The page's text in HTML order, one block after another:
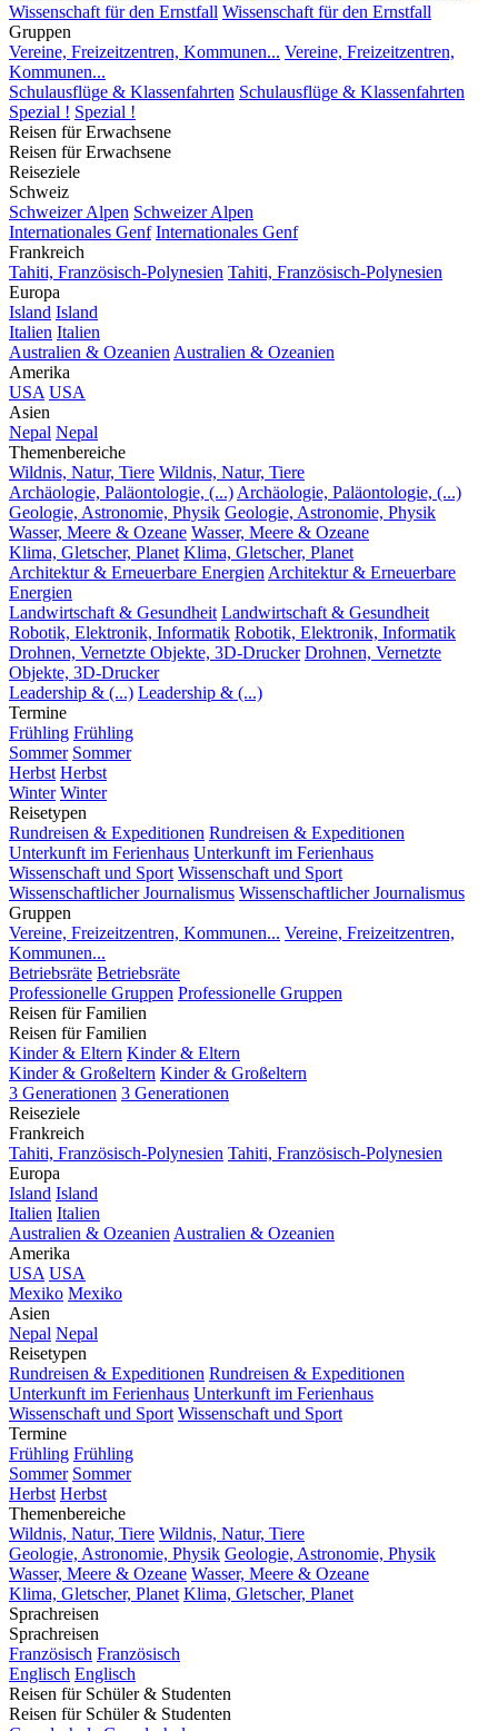
Wissenschaft für den Ernstfall Wissenschaft für den Ernstfall
Gruppen
Vereine, Freizeitzentren, Kommunen... Vereine, Freizeitzentren,
Kommunen...
Schulausflüge & Klassenfahrten Schulausflüge & Klassenfahrten
Spezial ! Spezial !
Reisen für Erwachsene
Reisen für Erwachsene
Reiseziele
Schweiz
Schweizer Alpen Schweizer Alpen
Internationales Genf Internationales Genf
Frankreich
Tahiti, Französisch-Polynesien Tahiti, Französisch-Polynesien
Europa
Island Island
Italien Italien
Australien & Ozeanien Australien & Ozeanien
Amerika
USA USA
Asien
Nepal Nepal
Themenbereiche
Wildnis, Natur, Tiere Wildnis, Natur, Tiere
Archäologie, Paläontologie, (...) Archäologie, Paläontologie, (...)
Geologie, Astronomie, Physik Geologie, Astronomie, Physik
Wasser, Meere & Ozeane Wasser, Meere & Ozeane
Klima, Gletscher, Planet Klima, Gletscher, Planet
Architektur & Erneuerbare Energien Architektur & Erneuerbare
Energien
Landwirtschaft & Gesundheit Landwirtschaft & Gesundheit
Robotik, Elektronik, Informatik Robotik, Elektronik, Informatik
Drohnen, Vernetzte Objekte, 3D-Drucker Drohnen, Vernetzte
Objekte, 3D-Drucker
Leadership & (...) Leadership & (...)
Termine
Frühling Frühling
Sommer Sommer
Herbst Herbst
Winter Winter
Reisetypen
Rundreisen & Expeditionen Rundreisen & Expeditionen
Unterkunft im Ferienhaus Unterkunft im Ferienhaus
Wissenschaft und Sport Wissenschaft und Sport
Wissenschaftlicher Journalismus Wissenschaftlicher Journalismus
Gruppen
Vereine, Freizeitzentren, Kommunen... Vereine, Freizeitzentren,
Kommunen...
Betriebsräte Betriebsräte
Professionelle Gruppen Professionelle Gruppen
Reisen für Familien
Reisen für Familien
Kinder & Eltern Kinder & Eltern
Kinder & Großeltern Kinder & Großeltern
3 Generationen 3 Generationen
Reiseziele
Frankreich
Tahiti, Französisch-Polynesien Tahiti, Französisch-Polynesien
Europa
Island Island
Italien Italien
Australien & Ozeanien Australien & Ozeanien
Amerika
USA USA
Mexiko Mexiko
Asien
Nepal Nepal
Reisetypen
Rundreisen & Expeditionen Rundreisen & Expeditionen
Unterkunft im Ferienhaus Unterkunft im Ferienhaus
Wissenschaft und Sport Wissenschaft und Sport
Termine
Frühling Frühling
Sommer Sommer
Herbst Herbst
Themenbereiche
Wildnis, Natur, Tiere Wildnis, Natur, Tiere
Geologie, Astronomie, Physik Geologie, Astronomie, Physik
Wasser, Meere & Ozeane Wasser, Meere & Ozeane
Klima, Gletscher, Planet Klima, Gletscher, Planet
Sprachreisen
Sprachreisen
Französisch Französisch
Englisch Englisch
Reisen für Schüler & Studenten
Reisen für Schüler & Studenten